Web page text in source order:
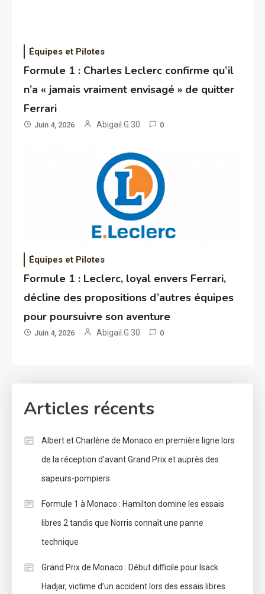
Équipes et Pilotes
Formule 1 : Charles Leclerc confirme qu’il
n’a « jamais vraiment envisagé » de quitter
Ferrari
Juin 4, 2026 Abigail.G.30 0
Équipes et Pilotes
Formule 1 : Leclerc, loyal envers Ferrari,
décline des propositions d’autres équipes
pour poursuivre son aventure
Juin 4, 2026 Abigail.G.30 0
Articles récents
Albert et Charlène de Monaco en première ligne lors
de la réception d’avant Grand Prix et auprès des
sapeurs-pompiers
Formule 1 à Monaco : Hamilton domine les essais
libres 2 tandis que Norris connaît une panne
technique
Grand Prix de Monaco : Début difficile pour Isack
Hadjar, victime d’un accident lors des essais libres